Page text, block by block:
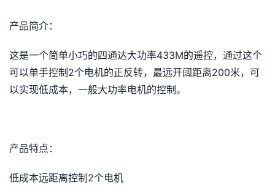
产品简介：
这是一个简单小巧的四通达大功率433M的遥控，通过这个
可以单手控制2个电机的正反转，最远开阔距离200米，可
以实现低成本，一般大功率电机的控制。
产品特点：
低成本远距离控制2个电机